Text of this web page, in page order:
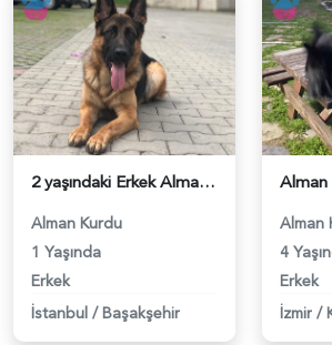
2 yaşındaki Erkek Alman Kurdu Köpeğimiz için Dişi Eş Arıyoruz! - 118983206
Alman Kurdu
1 Yaşında
Erkek
İstanbul / Başakşehir
Alman
4
Erkek
İzmir /